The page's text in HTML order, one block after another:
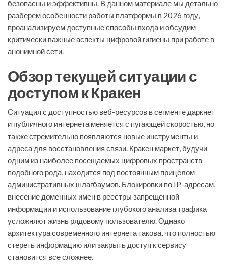
безопасны и эффективны. В данном материале мы детально
разберем особенности работы платформы в 2026 году,
проанализируем доступные способы входа и обсудим
критически важные аспекты цифровой гигиены при работе в
анонимной сети.
Обзор текущей ситуации с
доступом к Кракен
Ситуация с доступностью веб-ресурсов в сегменте даркнет
и публичного интернета меняется с пугающей скоростью, но
также стремительно появляются новые инструменты и
адреса для восстановления связи. Кракен маркет, будучи
одним из наиболее посещаемых цифровых пространств
подобного рода, находится под постоянным прицелом
административных шлагбаумов. Блокировки по IP-адресам,
внесение доменных имен в реестры запрещенной
информации и использование глубокого анализа трафика
усложняют жизнь рядовому пользователю. Однако
архитектура современного интернета такова, что полностью
стереть информацию или закрыть доступ к сервису
становится все сложнее.